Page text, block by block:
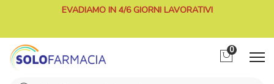
EVADIAMO IN 4/6 GIORNI LAVORATIVI
0